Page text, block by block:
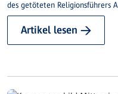
des getöteten Religionsführers
Offensive wird.
Artikel lesen →